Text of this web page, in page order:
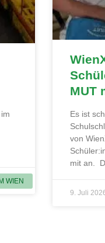
WIEN
MUT
Es ist
von
mit an.
9. Juli